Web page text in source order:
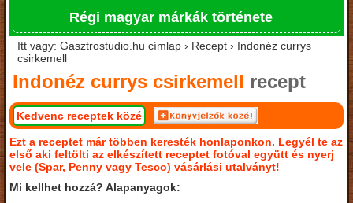
Régi magyar márkák története
Itt vagy: Gasztrostudio.hu címlap › Recept › Indonéz currys
csirkemell
Indonéz currys csirkemell recept
Kedvenc receptek közé
Ezt a receptet már többen keresték honlaponkon. Legyél te az
első aki feltölti az elkészített receptet fotóval együtt és nyerj
vele (Spar, Penny vagy Tesco) vásárlási utalványt!
Mi kellhet hozzá? Alapanyagok: